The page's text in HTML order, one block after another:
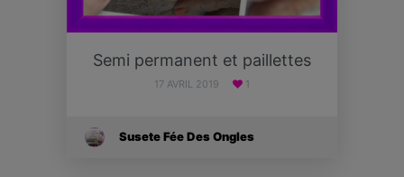
Semi permanent et paillettes
17 AVRIL 2019 1
Susete Fée Des Ongles